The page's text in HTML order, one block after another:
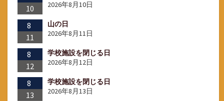
10
2026年8月10日
8
11
山の日
2026年8月11日
8
12
学校施設を閉じる日
2026年8月12日
8
13
学校施設を閉じる日
2026年8月13日